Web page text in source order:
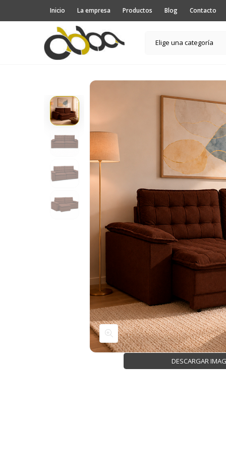
Inicio La empresa Productos Blog Contacto
Elige una categoría
DESCARGAR